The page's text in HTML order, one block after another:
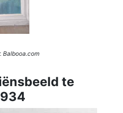
Balbooa.com
te